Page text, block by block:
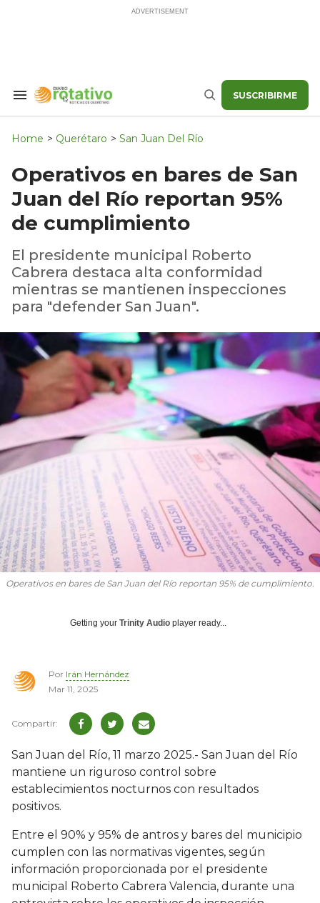
Search
Navigation
Buscar SUSCRIBIRME
Home > Querétaro > San Juan Del Río
Operativos en bares de San
Juan del Río reportan 95%
de cumplimiento
El presidente municipal Roberto
Cabrera destaca alta conformidad
mientras se mantienen inspecciones
para "defender San Juan".
Operativos en bares de San Juan del Río reportan 95% de cumplimiento.
Getting your Trinity Audio player ready...
Por Irán Hernández
Mar 11, 2025
San Juan del Río, 11 marzo 2025.- San Juan del Río
mantiene un riguroso control sobre
establecimientos nocturnos con resultados
positivos.
Entre el 90% y 95% de antros y bares del municipio
cumplen con las normativas vigentes, según
información proporcionada por el presidente
municipal Roberto Cabrera Valencia, durante una